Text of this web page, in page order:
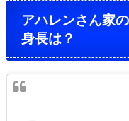
アハレンさん家
身長は？